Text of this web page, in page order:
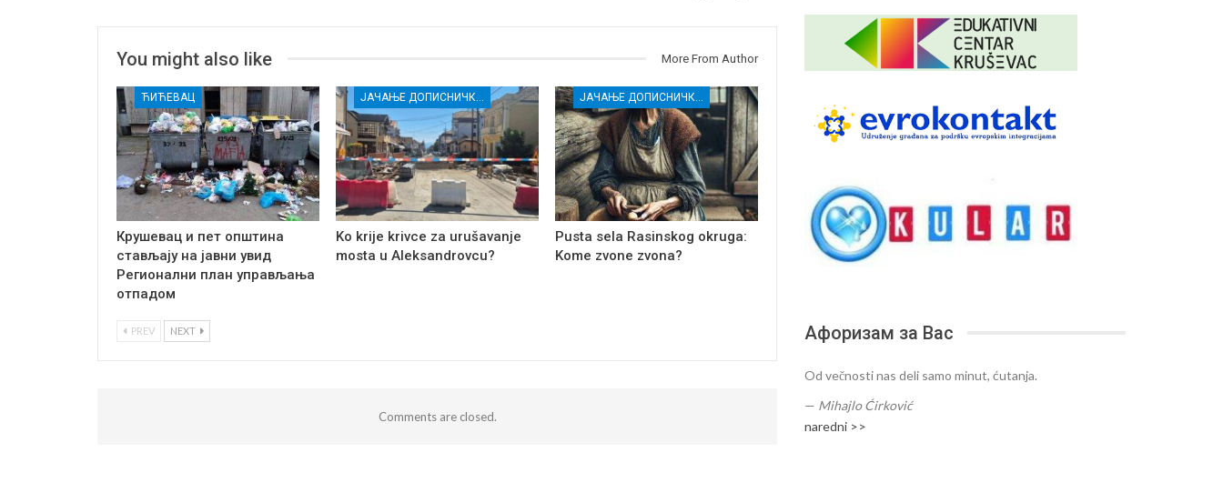
You might also like More From Author
ЋИЋЕВАЦ
Крушевац и пет општина
стављају на јавни увид
Регионални план управљања
отпадом
ЈАЧАЊЕ ДОПИСНИЧКЕ МРЕЖЕ НЕЗАВИСНИХ МЕДИЈА У РАСИНСКОМ ОКРУГУ
Ko krije krivce za urušavanje
mosta u Aleksandrovcu?
ЈАЧАЊЕ ДОПИСНИЧКЕ МРЕЖЕ НЕЗАВИСНИХ МЕДИЈА У РАСИНСКОМ ОКРУГУ
Pusta sela Rasinskog okruga:
Kome zvone zvona?
PREV NEXT
Comments are closed.
Афоризам за Вас
Od večnosti nas deli samo minut, ćutanja.
— Mihajlo Ćirković
naredni >>